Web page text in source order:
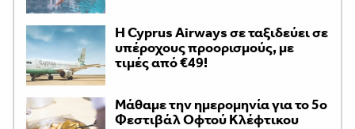
H Cyprus Airways σε ταξιδεύει σε
υπέροχους προορισμούς, με
τιμές από €49!
Μάθαμε την ημερομηνία για το 5ο
Φεστιβάλ Οφτού Κλέφτικου